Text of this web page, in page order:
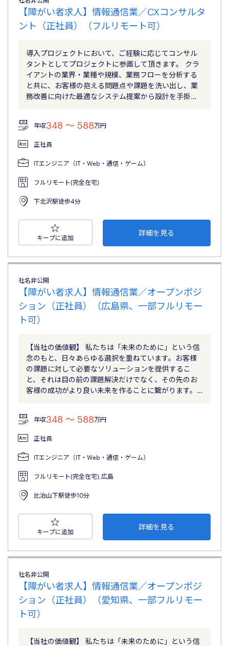
【障がい者求人】情報通信業／CXコンサルタ
ント（正社員）（フルリモート可）
導入プロジェクトにおいて、ご経験に応じてコンサル
タントとしてプロジェクトに参画して頂きます。 クラ
イアントの業界・業種や規模、業務フローを分析する
と共に、お客様の抱える問題点や課題を洗い出し、業
務改善に向けた最適なシステム提案から設計を手掛…
年収348 〜 588万円
正社員
ITエンジニア（IT・Web・通信・ゲーム）
フルリモート(完全在宅)
下北沢駅徒歩4分
キープに追加
詳細を見る
社名非公開
【障がい者求人】情報通信業／オープンポジ
ション（正社員）（広島県、一部フルリモー
ト可）
【当社の価値観】 私たちは「未来のために」という信
念のもと、日々あらゆる選択を重ねています。お客様
の課題に対して必要なソリューションを提供するこ
と、それは目の前の課題解決だけでなく、その先のお
客様の成功がより良い未来を作ることに繋がります。…
年収348 〜 588万円
正社員
ITエンジニア（IT・Web・通信・ゲーム）
フルリモート(完全在宅),広島
比治山下駅徒歩10分
キープに追加
詳細を見る
社名非公開
【障がい者求人】情報通信業／オープンポジ
ション（正社員）（愛知県、一部フルリモー
ト可）
【当社の価値観】 私たちは「未来のために」という信